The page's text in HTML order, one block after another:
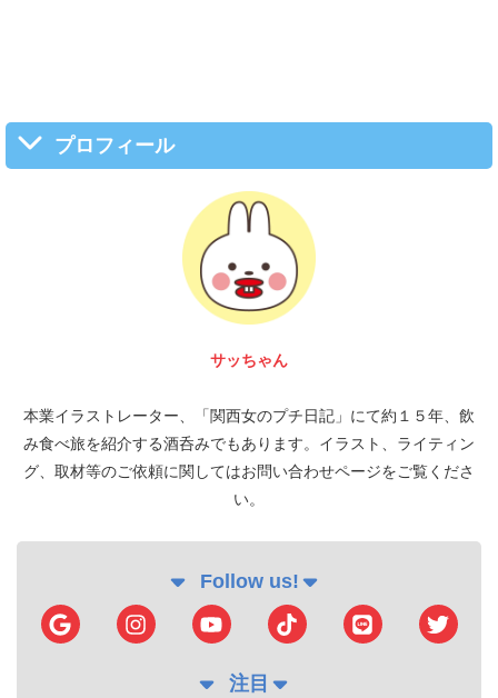
プロフィール
富 圭愛
本業イラストレーター、「関西女のプチ日記」にて約１５年、飲
み食べ旅を紹介する酒呑みでもあります。イラスト、ライティン
グ、取材等のご依頼に関してはお問い合わせページをご覧くださ
い。
Follow us!
注目